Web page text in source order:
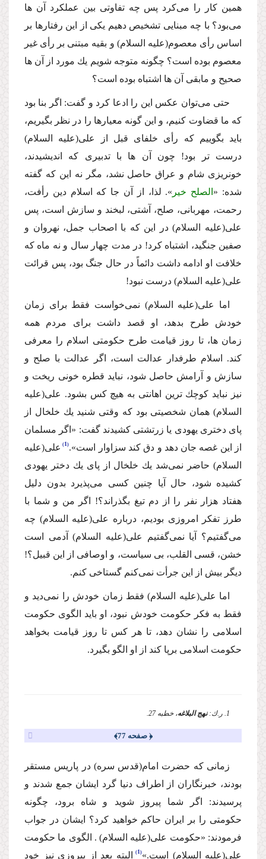
همین كار را مى‌كرد پس چه تفاوتى بین عملكرد آن ها
مى‌بود؟ با چه مبنایى تشخیص دهیم یكى از این رفتارها بر
اساس رأى معصوم(علیه السلام) و بقیه مبتنى بر رأى غیر
معصوم بوده است؟ چگونه متوجه شویم یك مورد از آن ها
صحیح و مابقى آن ها اشتباه بوده است؟
حتى مى‌توان عكس این را ادعا كرد و گفت: اگر بنا بود
كه ما قضاوت كنیم، و این گونه معیارها را در نظر بگیریم،
باید بگوییم كه رأى خلفاى قبل از على(علیه السلام)
درست تر بود! چون آن ها با تدبیرى كه اندیشیدند،
خونریزى شام و عراق حاصل نشد، مگر نه این كه گفته
شده: « الصلح خیر ». لذا، از آن جا كه اسلام دین رأفت،
رحمت، مهربانى، صلح، آشتى، لبخند و سازش است، پس
على(علیه السلام)در این كه با اصحاب جمل، نهروان و
صفین جنگید، اشتباه كرد! در مدت چهار سال و نه ماه كه
خلافت او ادامه داشت دائماً در حال جنگ بود، پس قرائت
على(علیه السلام) درست نبود!
اما على(علیه السلام) نمى‌خواست فقط براى زمان
خودش طرح بدهد، او قصد داشت براى مردم همه
زمان ها، تا روز قیامت طرح حكومتى اسلام را معرفى
كند. اسلام طرفدار عدالت است، اگر عدالت با صلح و
سازش و آرامش حاصل شود، نباید قطره خونى ریخت و
نیز نباید كوچك ترین اهانتى به هیچ كس بشود. على(علیه
السلام) همان شخصیتى بود كه وقتى شنید یك خلخال از
پاى دخترى یهودى یا زرتشتى كشیدند گفت: «اگر مسلمان
از این غصه جان دهد و دق كند سزاوار است». 1 على(علیه
السلام) حاضر نمى‌شد یك خلخال از پاى یك دختر یهودى
كشیده شود، حال آیا چنین كسى مى‌پذیرد بدون دلیل
هفتاد هزار نفر را از دم تیغ بگذراند؟! اگر من و شما با
طرز تفكر امروزى بودیم، درباره على(علیه السلام) چه
مى‌گفتیم؟ آیا نمى‌گفتیم على(علیه السلام)آدمى است
خشن، قسى القلب، بى سیاست، و اوصافى از این قبیل؟!
دیگر بیش از این جرأت نمى‌كنم گستاخى كنم.
اما على(علیه السلام)فقط زمان خودش را نمى‌دید و
فقط به فكر حكومت خودش نبود، او باید الگوى حكومت
اسلامى را نشان دهد، تا هر كس تا روز قیامت بخواهد
حكومت اسلامى برپا كند از او الگو بگیرد.
1. ر.ك: نهج البلاغه، خطبه 27.
﴿ صفحه 77﴾
زمانى كه حضرت امام(قدس سره) در پاریس مستقر
بودند، خبرنگاران از اطراف دنیا گرد ایشان جمع شدند و
پرسیدند: اگر شما پیروز شوید و شاه برود، چگونه
حكومتى را بر ایران حاكم خواهید كرد؟ ایشان در جواب
فرمودند: «حكومت على(علیه السلام). الگوى ما حكومت
على(علیه السلام) است.» 1 البته بعد از پیروزى نیز خود